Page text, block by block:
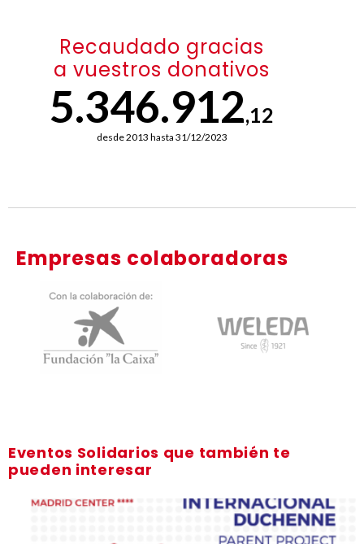
Recaudado gracias
a vuestros donativos
5.346.912,12
desde 2013 hasta 31/12/2023
Empresas colaboradoras
Eventos Solidarios que también te
pueden interesar